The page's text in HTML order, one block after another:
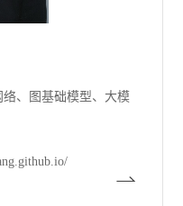
、图基础模型、大模